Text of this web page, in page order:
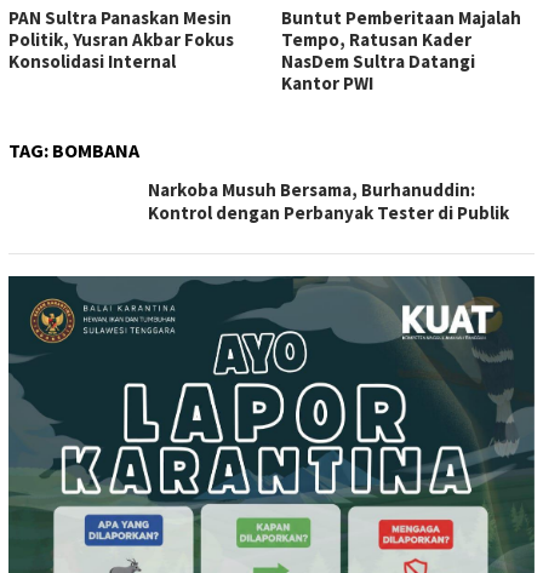
PAN Sultra Panaskan Mesin
Politik, Yusran Akbar Fokus
Konsolidasi Internal
Buntut Pemberitaan Majalah
Tempo, Ratusan Kader
NasDem Sultra Datangi
Kantor PWI
TAG: BOMBANA
Narkoba Musuh Bersama, Burhanuddin:
Kontrol dengan Perbanyak Tester di Publik